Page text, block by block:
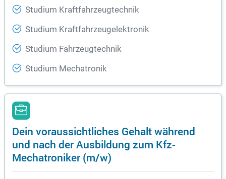
Studium Kraftfahrzeugtechnik
Studium Kraftfahrzeugelektronik
Studium Fahrzeugtechnik
Studium Mechatronik
Dein voraussichtliches Gehalt während
und nach der Ausbildung zum Kfz-
Mechatroniker (m/w)